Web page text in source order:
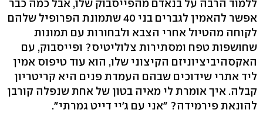
ללמוד הרבה על בנאדם מהפייסבוק שלו, אבל כמה כבר
אפשר להאמין לגברים בני 40 שתמונת הפרופיל שלהם
לקוחה מהטיול אחרי הצבא ולבחורות עם תמונות
שחושפות טפח ומסתירות צלוליטיס? ופייסבוק, עם
האקסהיביציוניזם הקיצוני שלו, הוא עוד טיפוס אמין
ליד אתרי שידוכים שבהם העמדת פנים היא קריטריון
קבלה. איך אומרת לי מאיה בטון של אחת שנפלה קורבן
להונאת פירמידה? "אני עם ג'יי דייט גמרתי".